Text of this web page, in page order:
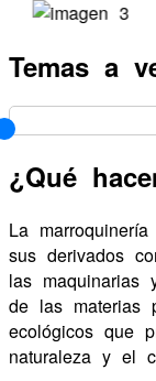
Talleres
Temas a
¿Qué
La
sus derivados
las maquinarias
de las materias
ecológicos que
naturaleza y el